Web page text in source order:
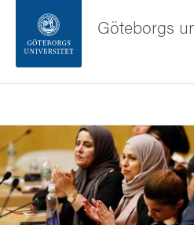
Sidfoten
Om webbplatsen
Göteborgs
Bild